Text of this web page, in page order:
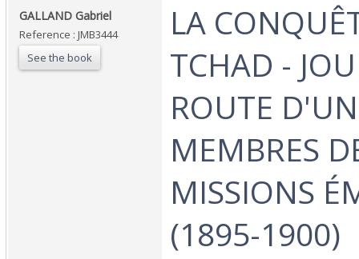
‎GALLAND Gabriel‎
Reference : JMB3444
See the book
‎LA
TCHAD -
ROUTE
MEMBRES
MISSIONS
(1895-1900)‎